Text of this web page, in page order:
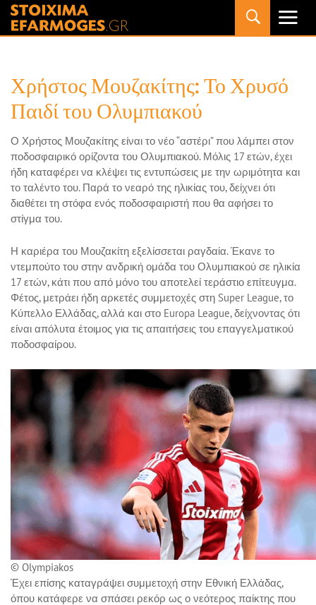
Χρήστος Μουζακίτης: Το Χρυσό
Παιδί του Ολυμπιακού
Ο Χρήστος Μουζακίτης είναι το νέο “αστέρι” που λάμπει στον
ποδοσφαιρικό ορίζοντα του Ολυμπιακού. Μόλις 17 ετών, έχει
ήδη καταφέρει να κλέψει τις εντυπώσεις με την ωριμότητα και
το ταλέντο του. Παρά το νεαρό της ηλικίας του, δείχνει ότι
διαθέτει τη στόφα ενός ποδοσφαιριστή που θα αφήσει το
στίγμα του.
Η καριέρα του Μουζακίτη εξελίσσεται ραγδαία. Έκανε το
ντεμπούτο του στην ανδρική ομάδα του Ολυμπιακού σε ηλικία
17 ετών, κάτι που από μόνο του αποτελεί τεράστιο επίτευγμα.
Φέτος, μετράει ήδη αρκετές συμμετοχές στη Super League, το
Κύπελλο Ελλάδας, αλλά και στο Europa League, δείχνοντας ότι
είναι απόλυτα έτοιμος για τις απαιτήσεις του επαγγελματικού
ποδοσφαίρου.
© Olympiakos
Έχει επίσης καταγράψει συμμετοχή στην Εθνική Ελλάδας,
όπου κατάφερε να σπάσει ρεκόρ ως ο νεότερος παίκτης που